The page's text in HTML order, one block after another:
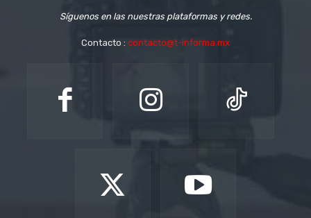
Síguenos en las nuestras plataformas y redes.
Contacto : contacto@t-informa.mx